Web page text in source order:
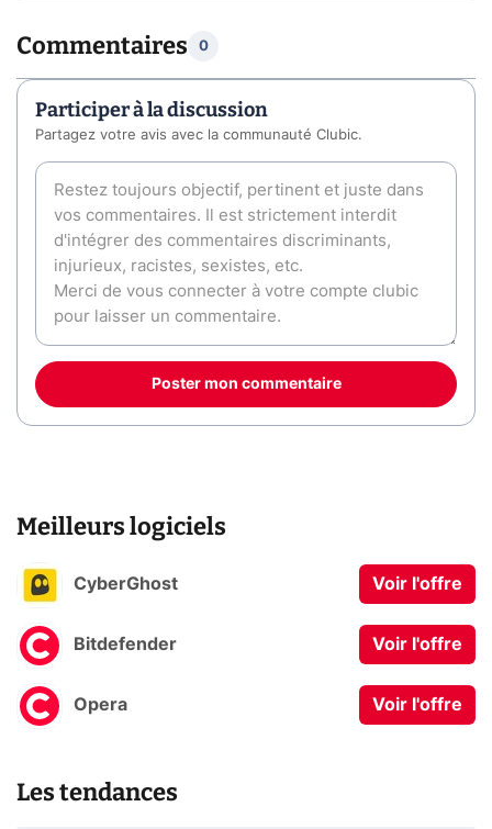
Commentaires 0
Participer à la discussion
Partagez votre avis avec la communauté Clubic.
Poster mon commentaire
Meilleurs logiciels
CyberGhost Voir l'offre
Bitdefender Voir l'offre
Opera Voir l'offre
Les tendances